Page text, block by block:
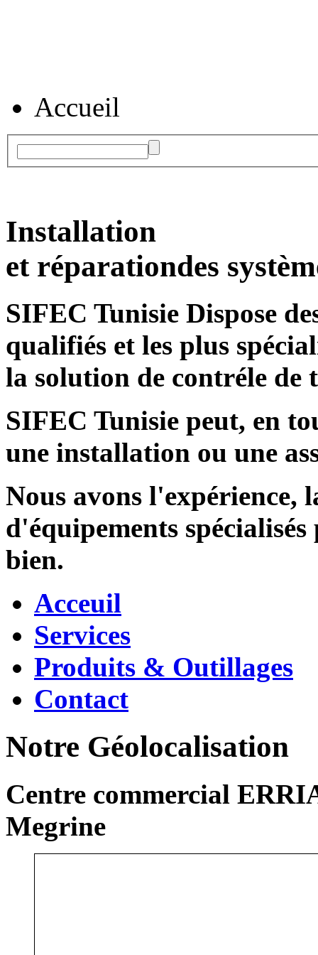
Accueil
Installation
et réparationdes
SIFEC Tunisie Dispose
qualifiés et les plus
la solution de contréle de
SIFEC Tunisie peut, en
une installation ou une
Nous avons l'expérience,
d'équipements
bien.
Acceuil
Services
Produits & Outillages
Contact
Notre Géolocalisation
Centre commercial
Megrine